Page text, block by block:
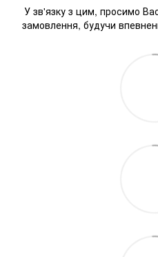
У зв'язку з цим, просимо
замовлення, будучи